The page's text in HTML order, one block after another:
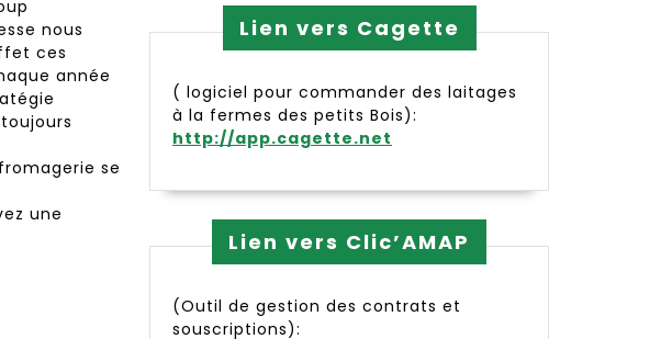
nous
ces
année
se
une
Lien vers Cagette
( logiciel pour commander des laitages
à la fermes des petits Bois):
http://app.cagette.net
Lien vers Clic’AMAP
(Outil de gestion des contrats et
souscriptions):